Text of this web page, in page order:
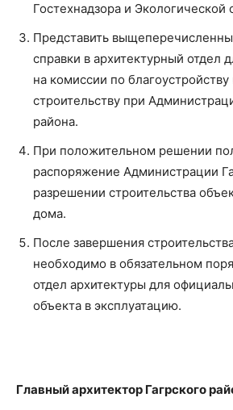
Гостехнадзора и Экологической
Представить
справки в архитектурный отдел
на комиссии по
строительству при
района.
При положительном решении
распоряжение Администрации
разрешении строительства
дома.
После завершения
необходимо в обязательном
отдел архитектуры для
объекта в эксплуатацию.
Главный архитектор Гагрского